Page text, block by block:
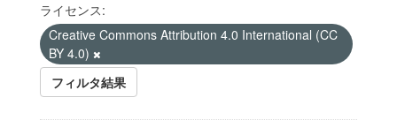
ライセンス:
Creative Commons Attribution 4.0 International (CC
BY 4.0)
フィルタ結果